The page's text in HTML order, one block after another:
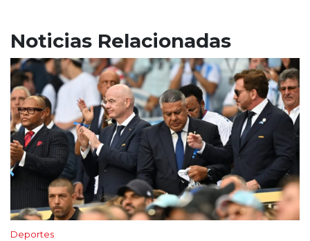
Noticias Relacionadas
Deportes